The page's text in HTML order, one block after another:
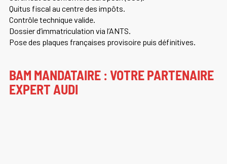
Quitus fiscal au centre des impôts.
Contrôle technique valide.
Dossier d’immatriculation via l’ANTS.
Pose des plaques françaises provisoire puis définitives.
BAM MANDATAIRE : VOTRE PARTENAIRE
EXPERT AUDI